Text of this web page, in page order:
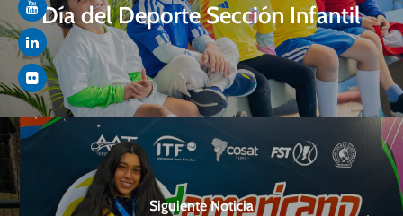
Día del Deporte Sección Infantil
Siguiente Noticia